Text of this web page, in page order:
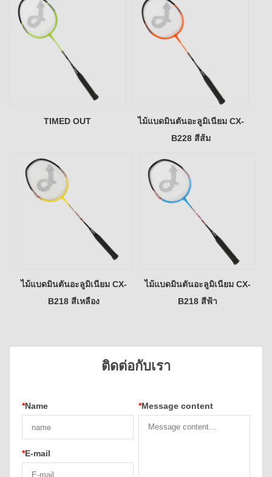
TIMED OUT
ไม้แบดมินตันอะลูมิเนียม CX-
B228 สีส้ม
ไม้แบดมินตันอะลูมิเนียม CX-
B218 สีเหลือง
ไม้แบดมินตันอะลูมิเนียม CX-
B218 สีฟ้า
ติดต่อกับเรา
*Name
*E-mail
*Message content